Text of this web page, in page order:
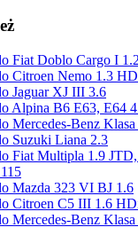
Fiat Doblo Cargo I 1.2
Citroen Nemo 1.3
Jaguar XJ III 3.6
Alpina B6 E63, E64
Mercedes-Benz
Suzuki Liana 2.3
Fiat Multipla 1.9
Mazda 323 VI BJ 1.6
Citroen C5 III 1.6
Mercedes-Benz